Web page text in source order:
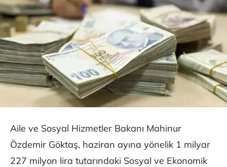
Aile ve Sosyal Hizmetler Bakanı Mahinur
Özdemir Göktaş, haziran ayına yönelik 1 milyar
227 milyon lira tutarındaki Sosyal ve Ekonomik